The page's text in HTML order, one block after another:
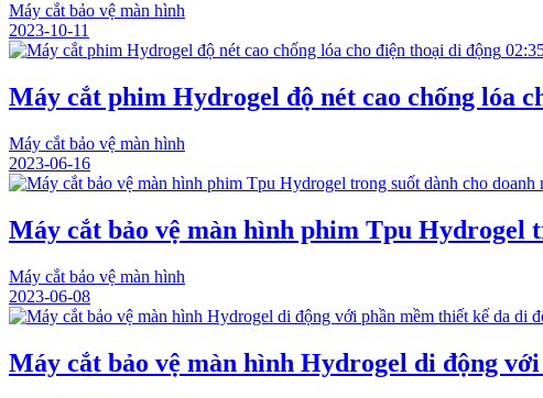
Máy cắt bảo vệ màn hình
2023-10-11
Máy cắt phim Hydrogel độ nét cao chống lóa
Máy cắt bảo vệ màn hình
2023-06-16
Máy cắt bảo vệ màn hình phim Tpu Hydrogel
Máy cắt bảo vệ màn hình
2023-06-08
Máy cắt bảo vệ màn hình Hydrogel di động